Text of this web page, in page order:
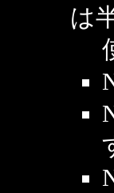
は